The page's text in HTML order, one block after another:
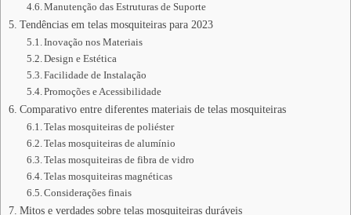
Manutenção das Estruturas de Suporte
Tendências em telas mosquiteiras para 2023
Inovação nos Materiais
Design e Estética
Facilidade de Instalação
Promoções e Acessibilidade
Comparativo entre diferentes materiais de telas mosquiteiras
Telas mosquiteiras de poliéster
Telas mosquiteiras de alumínio
Telas mosquiteiras de fibra de vidro
Telas mosquiteiras magnéticas
Considerações finais
Mitos e verdades sobre telas mosquiteiras duráveis